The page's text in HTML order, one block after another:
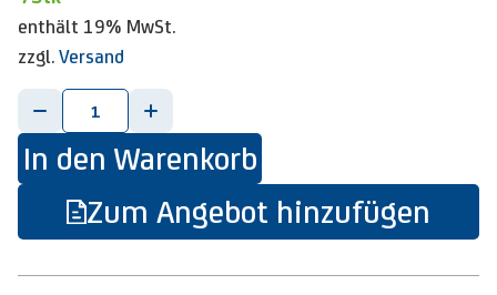
enthält 19% MwSt.
zzgl. Versand
-
+
In den Warenkorb
Zum Angebot hinzufügen